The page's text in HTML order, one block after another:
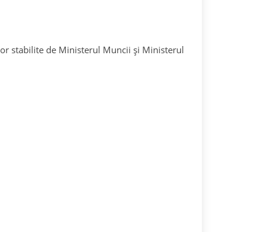
stabilite de Ministerul Muncii și Ministerul